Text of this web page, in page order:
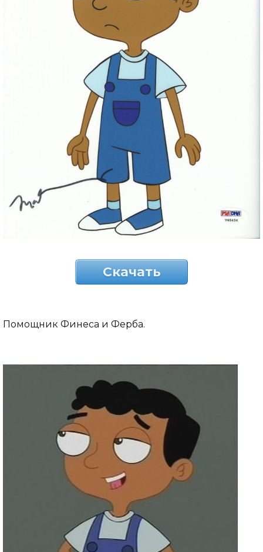
Скачать
Помощник Финеса и Ферба.